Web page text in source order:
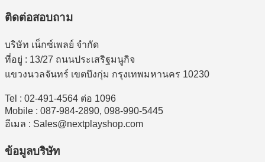
ติดต่อสอบถาม
บริษัท เน็กซ์เพลย์ จำกัด
ที่อยู่ : 13/27 ถนนประเสริฐมนูกิจ
แขวงนวลจันทร์ เขตบึงกุ่ม กรุงเทพมหานคร 10230
Tel : 02-491-4564 ต่อ 1096
Mobile : 087-984-2890, 098-990-5445
อีเมล : Sales@nextplayshop.com
ข้อมูลบริษัท